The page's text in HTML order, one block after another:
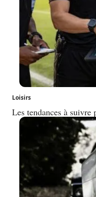
Loisirs
Les tendances à